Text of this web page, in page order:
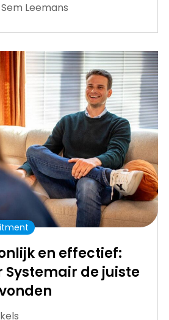
Leemans
en effectief:
Systemair de juiste